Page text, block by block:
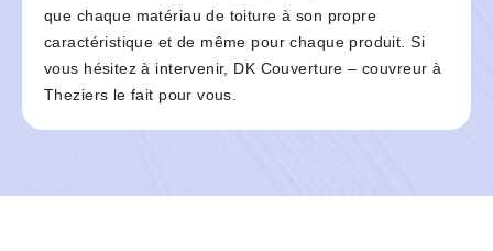
que chaque matériau de toiture à son propre
caractéristique et de même pour chaque produit. Si
vous hésitez à intervenir, DK Couverture – couvreur à
Theziers le fait pour vous.